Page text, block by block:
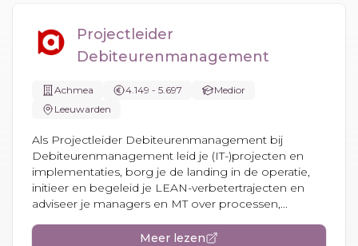
Projectleider
Debiteurenmanagement
Achmea 4.149 - 5.697
Medior
Leeuwarden
Als Projectleider Debiteurenmanagement bij
Debiteurenmanagement leid je (IT-)projecten en
implementaties, borg je de landing in de operatie,
initieer en begeleid je LEAN-verbetertrajecten en
adviseer je managers en MT over processen,...
Meer lezen